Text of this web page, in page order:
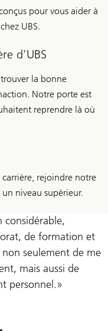
pour vous aider à
UBS.
d’UBS
trouver la bonne
Notre porte est
reprendre là où
rejoindre notre
niveau supérieur.
considérable,
de formation et
seulement de me
mais aussi de
personnel.